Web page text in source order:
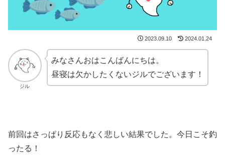
2023.09.10 2024.01.24
ジル
みなさんおはこんばんにちは。
昼寝は欠かしたくないジルでございます！
前回はさっぱり反応もなく悲しい結果でした。今日こそ釣
ったる！